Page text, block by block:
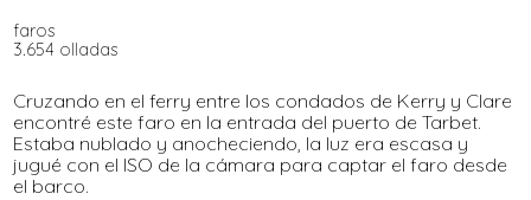
faros
3.654 olladas
Cruzando en el ferry entre los condados de Kerry y Clare
encontré este faro en la entrada del puerto de Tarbet.
Estaba nublado y anocheciendo, la luz era escasa y
jugué con el ISO de la cámara para captar el faro desde
el barco.